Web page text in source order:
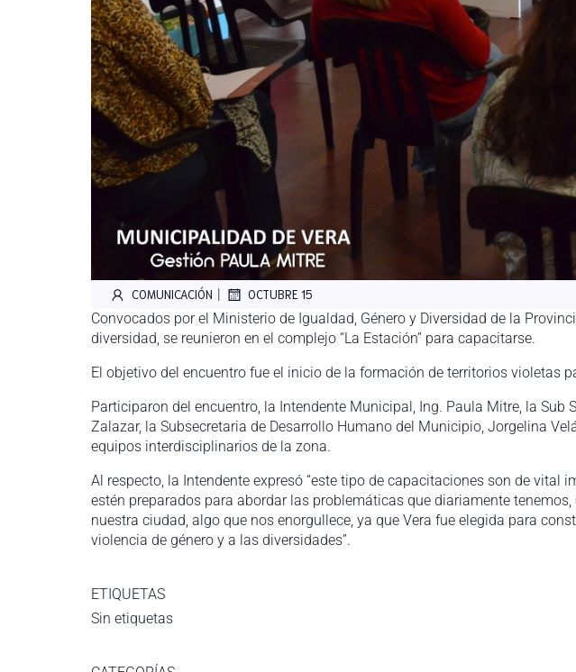
COMUNICACIÓN | OCTUBRE 15
Convocados por el Ministerio de Igualdad, Género y Diversidad de la
diversidad, se reunieron en el complejo “La Estación” para capacitarse.
El objetivo del encuentro fue el inicio de la formación de territorios violetas
Participaron del encuentro, la Intendente Municipal, Ing. Paula Mitre, la
Zalazar, la Subsecretaria de Desarrollo Humano del Municipio, Jorgelina
equipos interdisciplinarios de la zona.
Al respecto, la Intendente expresó “este tipo de capacitaciones son de
estén preparados para abordar las problemáticas que diariamente
nuestra ciudad, algo que nos enorgullece, ya que Vera fue elegida para
violencia de género y a las diversidades”.
ETIQUETAS
Sin etiquetas